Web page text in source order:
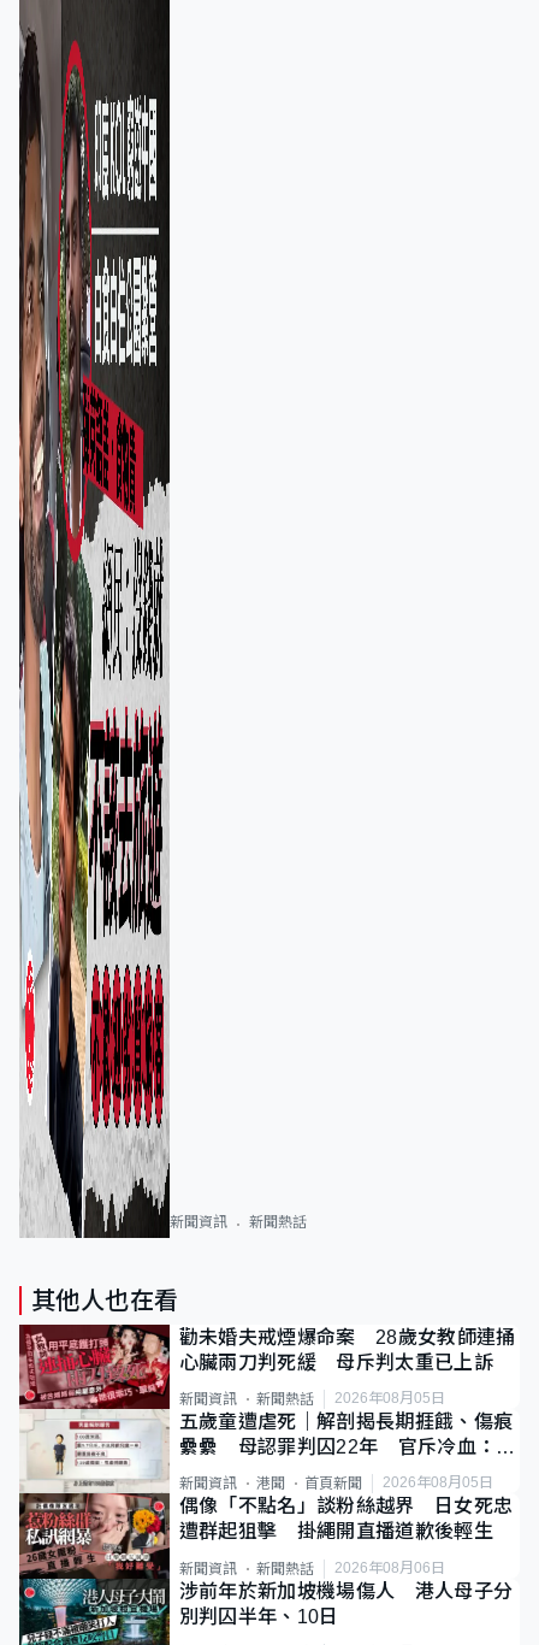
新聞資訊 新聞熱話
其他人也在看
勸未婚夫戒煙爆命案 28歲女教師連捅
心臟兩刀判死緩 母斥判太重已上訴
新聞資訊 新聞熱話 2026年08月05日
五歲童遭虐死｜解剖揭長期捱餓、傷痕
纍纍 母認罪判囚22年 官斥冷血：同
類案最惡劣
新聞資訊 港聞 首頁新聞 2026年08月05日
偶像「不點名」談粉絲越界 日女死忠
遭群起狙擊 掛繩開直播道歉後輕生
新聞資訊 新聞熱話 2026年08月06日
涉前年於新加坡機場傷人 港人母子分
別判囚半年、10日